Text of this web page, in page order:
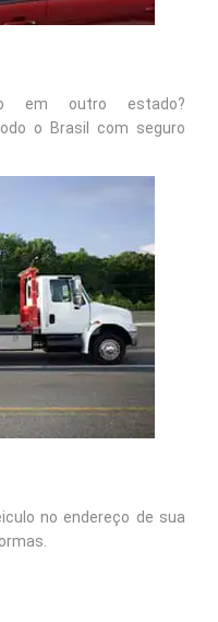
em outro estado?
o Brasil com seguro
no endereço de sua